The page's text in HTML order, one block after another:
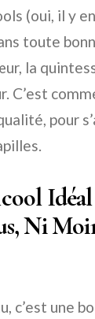
(oui, il y
toute
la
C’est
pour
Ni
c’est une